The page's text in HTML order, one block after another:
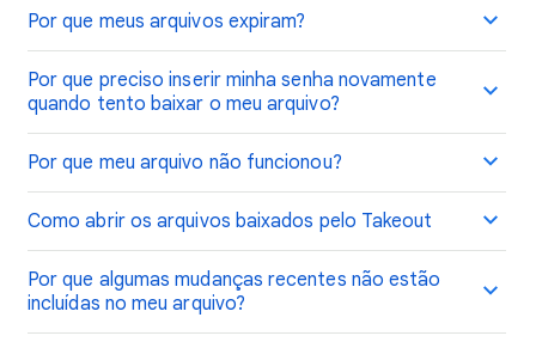
Por que meus arquivos expiram?
Por que preciso inserir minha senha novamente
quando tento baixar o meu arquivo?
Por que meu arquivo não funcionou?
Como abrir os arquivos baixados pelo Takeout
Por que algumas mudanças recentes não estão
incluídas no meu arquivo?